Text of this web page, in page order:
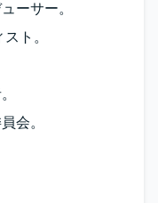
ーサー。
ト。
会。